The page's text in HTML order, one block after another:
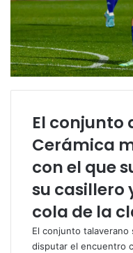
El conjunto
Cerámica
con el que
su casillero
cola de la
El conjunto talaverano
disputar el encuentro